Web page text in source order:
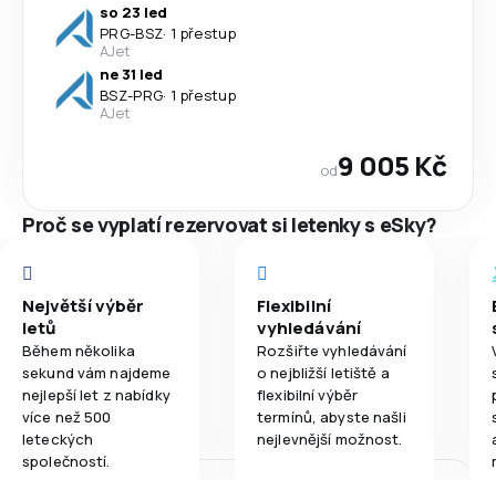
so 23 led
PRG-BSZ· 1 přestup
AJet
ne 31 led
BSZ-PRG· 1 přestup
AJet
od9 005 Kč
Proč se vyplatí rezervovat si letenky s eSky?
Největší výběr
letů
Během několika
sekund vám najdeme
nejlepší let z nabídky
více než 500
leteckých
společností.
Flexibilní
vyhledávání
Rozšiřte vyhledávání
o nejbližší letiště a
flexibilní výběr
termínů, abyste našli
nejlevnější možnost.